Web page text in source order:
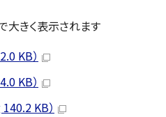
大きく表示されます
KB）
KB）
KB）